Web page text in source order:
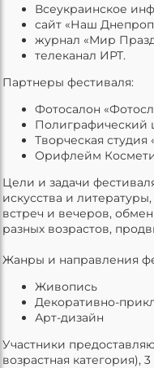
Всеукраинское
сайт «Наш
журнал «Мир
телеканал ИРТ.
Партнеры фестиваля:
Фотосалон
Полиграфический
Творческая студия
Орифлейм
Цели и задачи
искусства и
встреч и вечеров,
разных возрастов,
Жанры и направления
Живопись
Декоративно-
Арт-дизайн
Участники
возрастная категория),